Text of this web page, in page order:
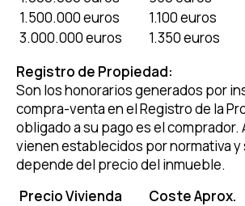
1.500.000 euros
1.100 euros
3.000.000 euros
1.350 euros
Registro de Propiedad:
Son los honorarios generados por
compra-venta en el Registro de la
obligado a su pago es el comprador.
vienen establecidos por normativa y
depende del precio del inmueble.
Precio Vivienda
Coste Aprox.